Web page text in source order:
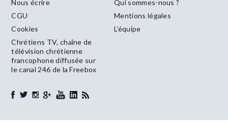
Nous écrire
Qui sommes-nous ?
CGU
Mentions légales
Cookies
L’équipe
Chrétiens TV, chaîne de
télévision chrétienne
francophone diffusée sur
le canal 246 de la Freebox